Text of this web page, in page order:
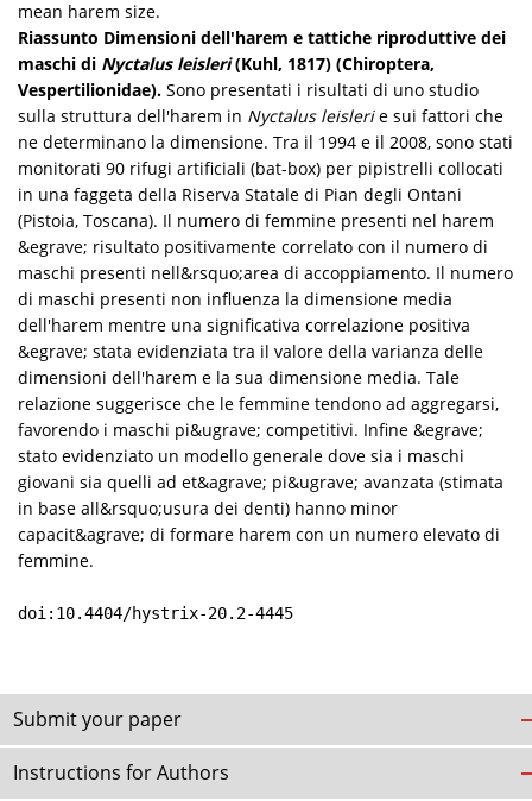
mean harem size.
Riassunto Dimensioni dell'harem e tattiche riproduttive dei
maschi di Nyctalus leisleri(Kuhl, 1817) (Chiroptera,
Vespertilionidae). Sono presentati i risultati di uno studio
sulla struttura dell'harem in Nyctalus leislerie sui fattori che
ne determinano la dimensione. Tra il 1994 e il 2008, sono stati
monitorati 90 rifugi artificiali (bat-box) per pipistrelli collocati
in una faggeta della Riserva Statale di Pian degli Ontani
(Pistoia, Toscana). Il numero di femmine presenti nel harem
&egrave; risultato positivamente correlato con il numero di
maschi presenti nell&rsquo;area di accoppiamento. Il numero
di maschi presenti non influenza la dimensione media
dell'harem mentre una significativa correlazione positiva
&egrave; stata evidenziata tra il valore della varianza delle
dimensioni dell'harem e la sua dimensione media. Tale
relazione suggerisce che le femmine tendono ad aggregarsi,
favorendo i maschi pi&ugrave; competitivi. Infine &egrave;
stato evidenziato un modello generale dove sia i maschi
giovani sia quelli ad et&agrave; pi&ugrave; avanzata (stimata
in base all&rsquo;usura dei denti) hanno minor
capacit&agrave; di formare harem con un numero elevato di
femmine.
doi:10.4404/hystrix-20.2-4445
Submit your paper
Instructions for Authors